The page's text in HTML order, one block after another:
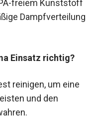
freiem Kunststoff
Dampfverteilung
Einsatz richtig?
reinigen, um eine
und den